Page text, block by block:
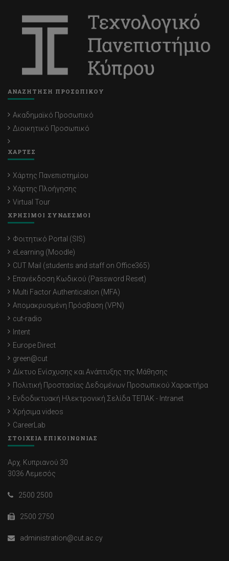
ΑΝΑΖΗΤΗΣΗ ΠΡΟΣΩΠΙΚΟΥ
Ακαδημαϊκό Προσωπικό
Διοικητικό Προσωπικό
ΧΑΡΤΕΣ
Χάρτης Πανεπιστημίου
Χάρτης Πλοήγησης
Virtual Tour
ΧΡΗΣΙΜΟΙ ΣΥΝΔΕΣΜΟΙ
Φοιτητικό Portal (SIS)
eLearning (Moodle)
CUT Mail (students and staff on Office365)
Επανέκδοση Κωδικού (Password Reset)
Multi Factor Authentication (MFA)
Απομακρυσμένη Πρόσβαση (VPN)
cut-radio
Intent
Europe Direct
green@cut
Δίκτυο Ενίσχυσης και Ανάπτυξης της Μάθησης
Πολιτική Προστασίας Δεδομένων Προσωπικού Χαρακτήρα
Ενδοδικτυακή Ηλεκτρονική Σελίδα ΤΕΠΑΚ - Intranet
Χρήσιμα videos
CareerLab
ΣΤΟΙΧΕΙΑ ΕΠΙΚΟΙΝΩΝΙΑΣ
Αρχ. Κυπριανού 30
3036 Λεμεσός
2500 2500
2500 2750
administration@cut.ac.cy